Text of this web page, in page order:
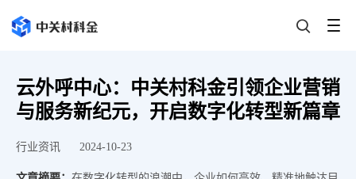
云外呼中心：中关村科金引领企业营销
与服务新纪元，开启数字化转型新篇章
行业资讯 2024-10-23